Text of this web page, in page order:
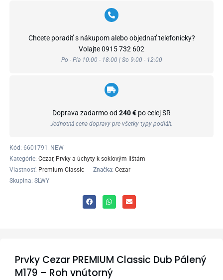
Chcete poradiť s nákupom alebo objednať telefonicky?
Volajte0915 732 602
Po - Pia 10:00 - 18:00 | So 9:00 - 12:00
Doprava zadarmo od 240 € po celej SR
Jednotná cena dopravy pre všetky typy podláh.
Kód: 6601791_NEW
Kategórie: Cezar, Prvky a úchyty k soklovým lištám
Vlastnosť: Premium Classic Značka: Cezar
Skupina: SLWY
Prvky Cezar PREMIUM Classic Dub Pálený
M179 – Roh vnútorný